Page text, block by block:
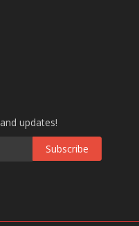
updates!
Subscribe